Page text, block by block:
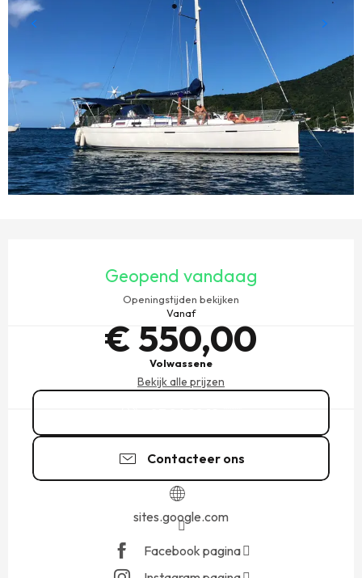
Geopend vandaag
Openingstijden bekijken
Vanaf
€ 550,00
Volwassene
Bekijk alle prijzen
Contacteer ons
sites.google.com
Facebook pagina